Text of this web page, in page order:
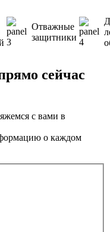
Отважные
защитники
сейчас
с вами в
о каждом